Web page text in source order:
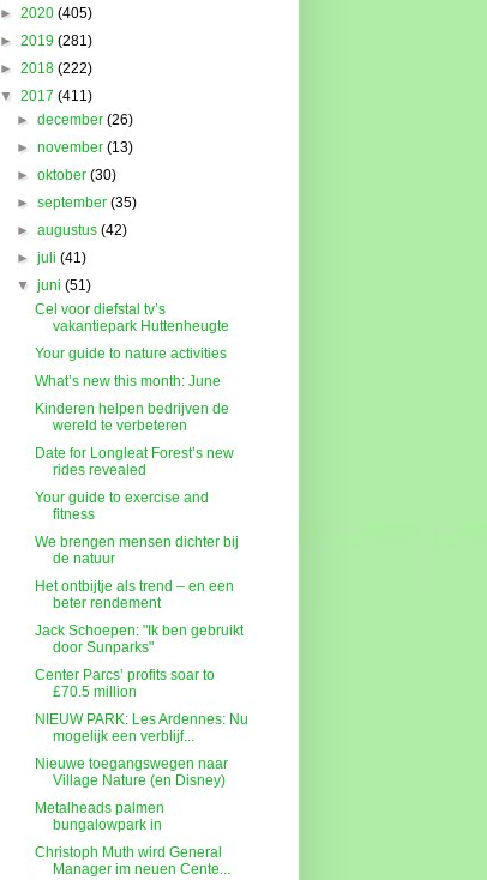
► 2020 (405)
► 2019 (281)
► 2018 (222)
▼ 2017 (411)
►december(26)
►november(13)
►oktober(30)
►september(35)
►augustus(42)
►juli(41)
▼juni(51)
Cel voor diefstal tv’s
vakantiepark Huttenheugte
Your guide to nature activities
What’s new this month: June
Kinderen helpen bedrijven de
wereld te verbeteren
Date for Longleat Forest’s new
rides revealed
Your guide to exercise and
fitness
We brengen mensen dichter bij
de natuur
Het ontbijtje als trend – en een
beter rendement
Jack Schoepen: "Ik ben gebruikt
door Sunparks"
Center Parcs’ profits soar to
£70.5 million
NIEUW PARK: Les Ardennes: Nu
mogelijk een verblijf...
Nieuwe toegangswegen naar
Village Nature (en Disney)
Metalheads palmen
bungalowpark in
Christoph Muth wird General
Manager im neuen Cente...